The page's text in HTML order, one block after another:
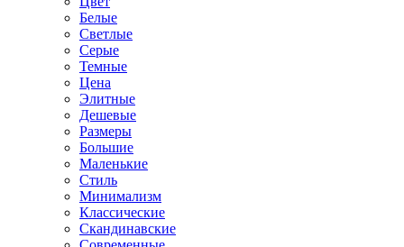
Белые
Светлые
Серые
Темные
Цена
Элитные
Дешевые
Размеры
Большие
Маленькие
Стиль
Минимализм
Классические
Скандинавские